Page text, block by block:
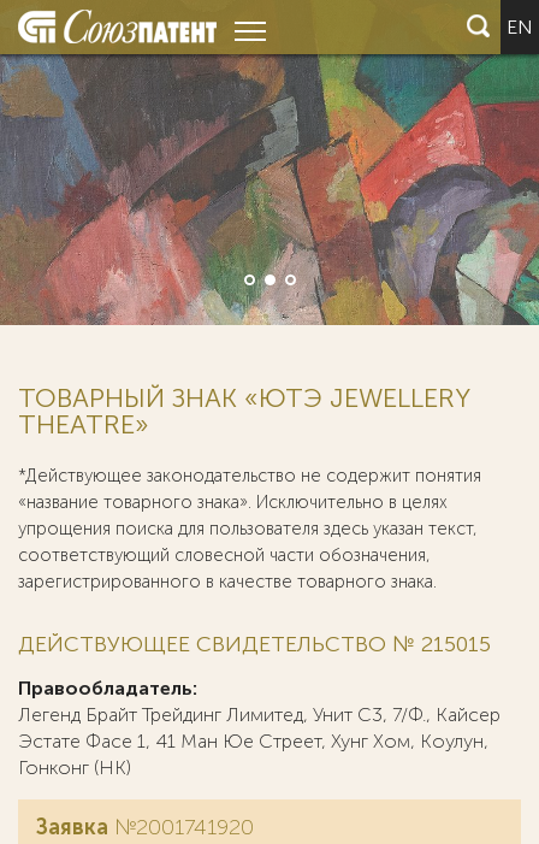
EN
ТОВАРНЫЙ ЗНАК «ЮТЭ JEWELLERY
THEATRE»
*Действующее законодательство не содержит понятия
«название товарного знака». Исключительно в целях
упрощения поиска для пользователя здесь указан текст,
соответствующий словесной части обозначения,
зарегистрированного в качестве товарного знака.
ДЕЙСТВУЮЩЕЕ СВИДЕТЕЛЬСТВО № 215015
Правообладатель:
Легенд Брайт Трейдинг Лимитед, Унит С3, 7/Ф., Кайсер
Эстате Фасе 1, 41 Ман Юе Стреет, Хунг Хом, Коулун,
Гонконг (HK)
Заявка №2001741920